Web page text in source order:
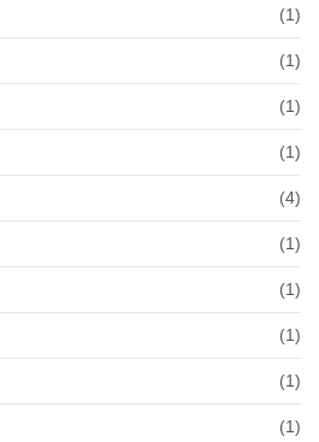
(1)
(1)
(1)
(1)
(4)
(1)
(1)
(1)
(1)
(1)